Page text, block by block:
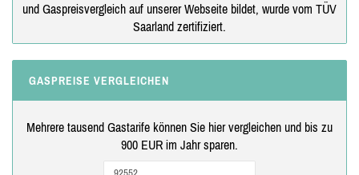
und Gaspreisvergleich auf unserer Webseite bildet, wurde vom TÜV
Saarland zertifiziert.
GASPREISE VERGLEICHEN
Mehrere tausend Gastarife können Sie hier vergleichen und bis zu
900 EUR im Jahr sparen.